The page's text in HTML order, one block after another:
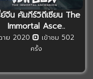
จีน คัมภีร์วิถีเซียน The
Immortal Asce..
าย 2020
เข้าชม 502
ครั้ง